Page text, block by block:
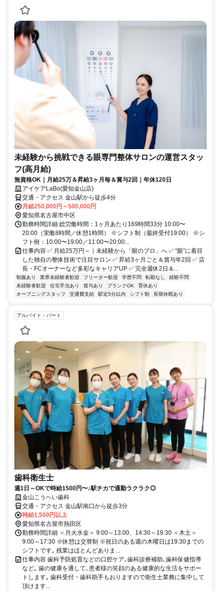
未経験から挑戦できる眼専門整体サロンの運営スタッ
フ(高月給)
無資格OK｜月給25万＆昇給3ヶ月毎＆賞与2回｜年休120日
アイケアLaBo(愛知金山店)
交通・アクセス 金山駅から徒歩4分
月給250,000円～500,000円
愛知県名古屋市中区
勤務時間詳細 総労働時間：1ヶ月あたり169時間33分 10:00〜
20:00（実働8時間／休憩1時間） ※シフト制（最終受付19:00） ※シ
フト例：10:00〜19:00／11:00〜20:00...
仕事内容 ✅ 月給25万円～｜未経験から「眼のプロ」へ ✅ “眼”に着目
した独自の整体技術で注目サロン ✅ 昇給3ヶ月ごと＆賞与年2回 ✅ 店
長・FCオーナーなど多彩なキャリアUP ✅ 完全週休2日＆...
制服あり 業界未経験者歓迎 フリーター歓迎 学歴不問 転勤なし
経験不問
未経験者歓迎
住宅手当あり 賞与あり ブランクOK
育休あり
オープニングスタッフ
交通費支給 駅近5分以内 シフト制 長期休暇あり
アルバイト・パート
歯科衛生士
週1日～OKで時給1500円〜♪駅チカで通勤ラクラク◎
金山こうへい歯科
交通・アクセス 金山駅南口から徒歩3分
時給1,500円以上
愛知県名古屋市熱田区
勤務時間詳細 ＜月火水金＞ 9:00～13:00、14:30～19:30 ＜木土＞
9:00～17:30 ※休憩は交替制 ※祝日のある週の木曜日は19:30までの
シフトです｡ 残業はほとんどありま...
仕事内容 歯科予防処置などの口腔ケア､歯科診療補助､歯科保健指導
など｡ 歯の健康を通して､患者様の笑顔のある健康的な生活をサポー
トします｡ 歯科受付・歯科助手もおりますので衛生士業務に集中して
頂けます...